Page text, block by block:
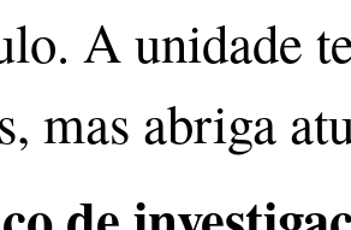
A unidade
mas abriga